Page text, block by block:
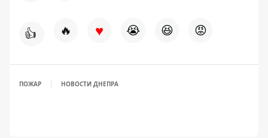
👍 🔥 ♥ 😭 😆 😡
ПОЖАР НОВОСТИ ДНЕПРА